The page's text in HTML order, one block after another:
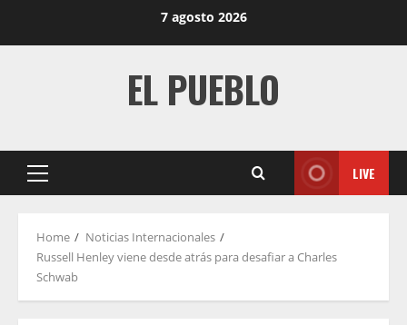
7 agosto 2026
EL PUEBLO
Primary
LIVE
Home
Noticias Internacionales
Russell Henley viene desde atrás para desafiar a Charles
Schwab